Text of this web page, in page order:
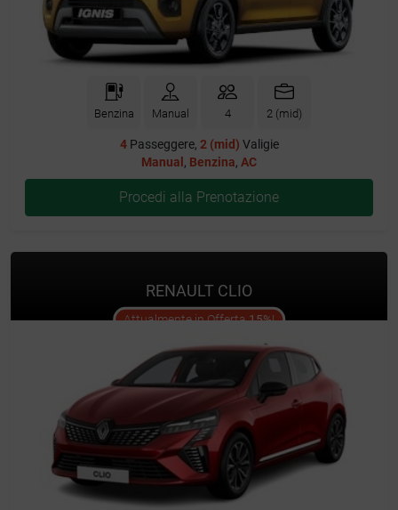
Benzina Manual 4 2 (mid)
4Passeggere, 2 (mid) Valigie
Manual , Benzina, AC
Procedi alla Prenotazione
RENAULT CLIO
Attualmente in Offerta15%!offer